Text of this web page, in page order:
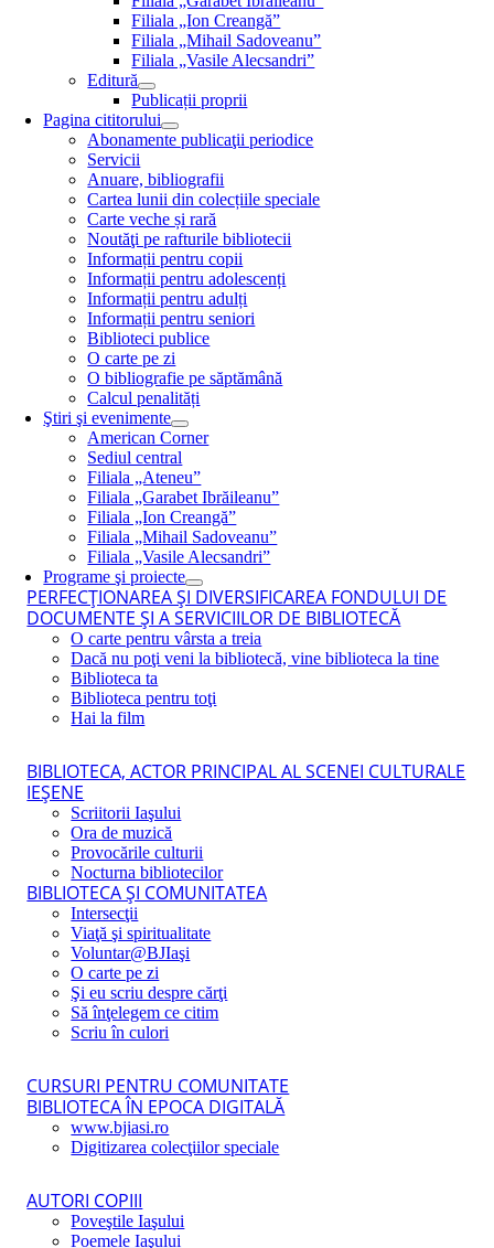
Filiala „Ion Creangă”
Filiala „Mihail Sadoveanu”
Filiala „Vasile Alecsandri”
Editură
Publicații proprii
Pagina cititorului
Abonamente publicaţii periodice
Servicii
Anuare, bibliografii
Cartea lunii din colecțiile speciale
Carte veche și rară
Noutăţi pe rafturile bibliotecii
Informații pentru copii
Informații pentru adolescenți
Informații pentru adulți
Informații pentru seniori
Biblioteci publice
O carte pe zi
O bibliografie pe săptămână
Calcul penalități
Ştiri şi evenimente
American Corner
Sediul central
Filiala „Ateneu”
Filiala „Garabet Ibrăileanu”
Filiala „Ion Creangă”
Filiala „Mihail Sadoveanu”
Filiala „Vasile Alecsandri”
Programe şi proiecte
PERFECŢIONAREA ŞI DIVERSIFICAREA FONDULUI DE
DOCUMENTE ŞI A SERVICIILOR DE BIBLIOTECĂ
O carte pentru vârsta a treia
Dacă nu poţi veni la bibliotecă, vine biblioteca la tine
Biblioteca ta
Biblioteca pentru toţi
Hai la film
BIBLIOTECA, ACTOR PRINCIPAL AL SCENEI CULTURALE
IEŞENE
Scriitorii Iaşului
Ora de muzică
Provocările culturii
Nocturna bibliotecilor
BIBLIOTECA ŞI COMUNITATEA
Intersecţii
Viaţă şi spiritualitate
Voluntar@BJIaşi
O carte pe zi
Şi eu scriu despre cărţi
Să înţelegem ce citim
Scriu în culori
CURSURI PENTRU COMUNITATE
BIBLIOTECA ÎN EPOCA DIGITALĂ
www.bjiasi.ro
Digitizarea colecţiilor speciale
AUTORI COPIII
Poveştile Iaşului
Poemele Iaşului